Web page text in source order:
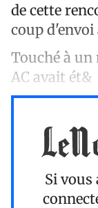
de cette
coup d'envoi
Touché à
AC avait ét&
Si vous